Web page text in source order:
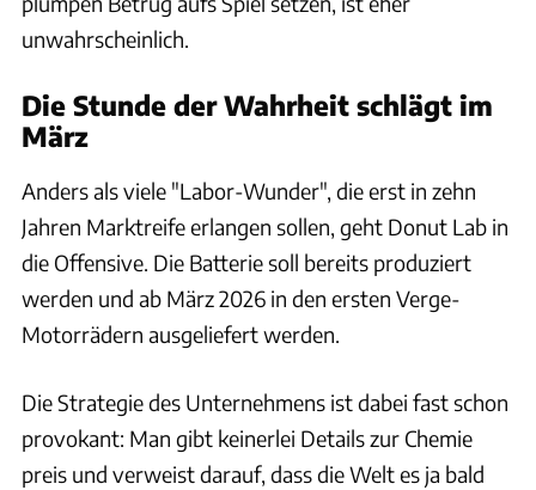
unwahrscheinlich.
Die Stunde der Wahrheit schlägt im
März
Anders als viele "Labor-Wunder", die erst in zehn
Jahren Marktreife erlangen sollen, geht Donut Lab in
die Offensive. Die Batterie soll bereits produziert
werden und ab März 2026 in den ersten Verge-
Motorrädern ausgeliefert werden.
Die Strategie des Unternehmens ist dabei fast schon
provokant: Man gibt keinerlei Details zur Chemie
preis und verweist darauf, dass die Welt es ja bald